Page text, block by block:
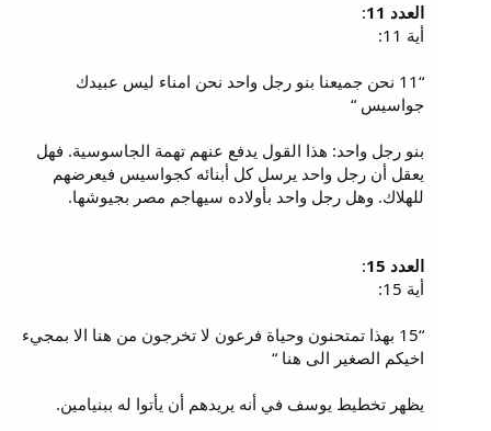
العدد 11
:
أية 11:
“11 نحن جميعنا بنو رجل واحد نحن امناء ليس عبيدك
جواسيس “
بنو رجل واحد: هذا القول يدفع عنهم تهمة الجاسوسية. فهل
يعقل أن رجل واحد يرسل كل أبنائه كجواسيس فيعرضهم
للهلاك. وهل رجل واحد بأولاده سيهاجم مصر بجيوشها.
العدد 15
:
أية 15:
“15 بهذا تمتحنون وحياة فرعون لا تخرجون من هنا الا بمجيء
اخيكم الصغير الى هنا “
يظهر تخطيط يوسف في أنه يريدهم أن يأتوا له ببنيامين.